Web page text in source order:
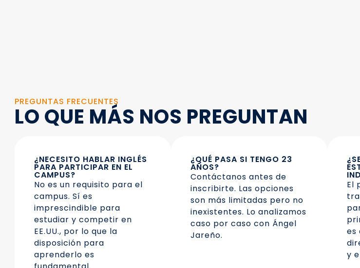
PREGUNTAS FRECUENTES
LO QUE MÁS NOS PREGUNTAN
¿NECESITO HABLAR INGLÉS
PARA PARTICIPAR EN EL
CAMPUS?
No es un requisito para el
campus. Sí es
imprescindible para
estudiar y competir en
EE.UU., por lo que la
disposición para
aprenderlo es
¿QUÉ PASA SI TENGO 23
AÑOS?
Contáctanos antes de
inscribirte. Las opciones
son más limitadas pero no
inexistentes. Lo analizamos
caso por caso con Ángel
Jareño.
El
es
y